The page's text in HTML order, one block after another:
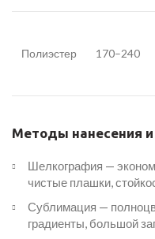
Полиэстер 170–240
Методы нанесения
Шелкография —
чистые плашки,
Сублимация —
градиенты, большой